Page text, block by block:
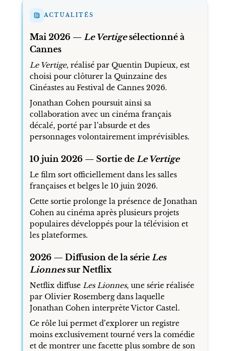
ACTUALITÉS
Mai 2026 — Le Vertigesélectionné à
Cannes
Le Vertige, réalisé par Quentin Dupieux, est
choisi pour clôturer la Quinzaine des
Cinéastes au Festival de Cannes 2026.
Jonathan Cohen poursuit ainsi sa
collaboration avec un cinéma français
décalé, porté par l’absurde et des
personnages volontairement imprévisibles.
10 juin 2026 — Sortie de Le Vertige
Le film sort officiellement dans les salles
françaises et belges le 10 juin 2026.
Cette sortie prolonge la présence de Jonathan
Cohen au cinéma après plusieurs projets
populaires développés pour la télévision et
les plateformes.
2026 — Diffusion de la série Les
Lionnessur Netflix
Netflix diffuse Les Lionnes, une série réalisée
par Olivier Rosemberg dans laquelle
Jonathan Cohen interprète Victor Castel.
Ce rôle lui permet d’explorer un registre
moins exclusivement tourné vers la comédie
et de montrer une facette plus sombre de son